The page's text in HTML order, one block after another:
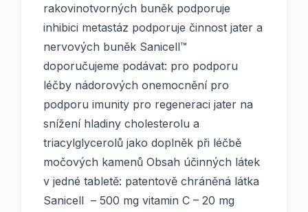
rakovinotvorných bu­něk podporuje
inhibici metastáz podporuje činnost jater a
nervových buněk Sanicell™
doporučujeme podávat: pro podporu
léčby nádorových onemocnění pro
podporu imunity pro regeneraci jater na
snížení hladiny cholesterolu a
triacylglycerolů jako doplněk při léčbě
močových kamenů Obsah účinných látek
v jedné tabletě: patentově chráněná látka
Sanicell – 500 mg vitamin C – 20 mg